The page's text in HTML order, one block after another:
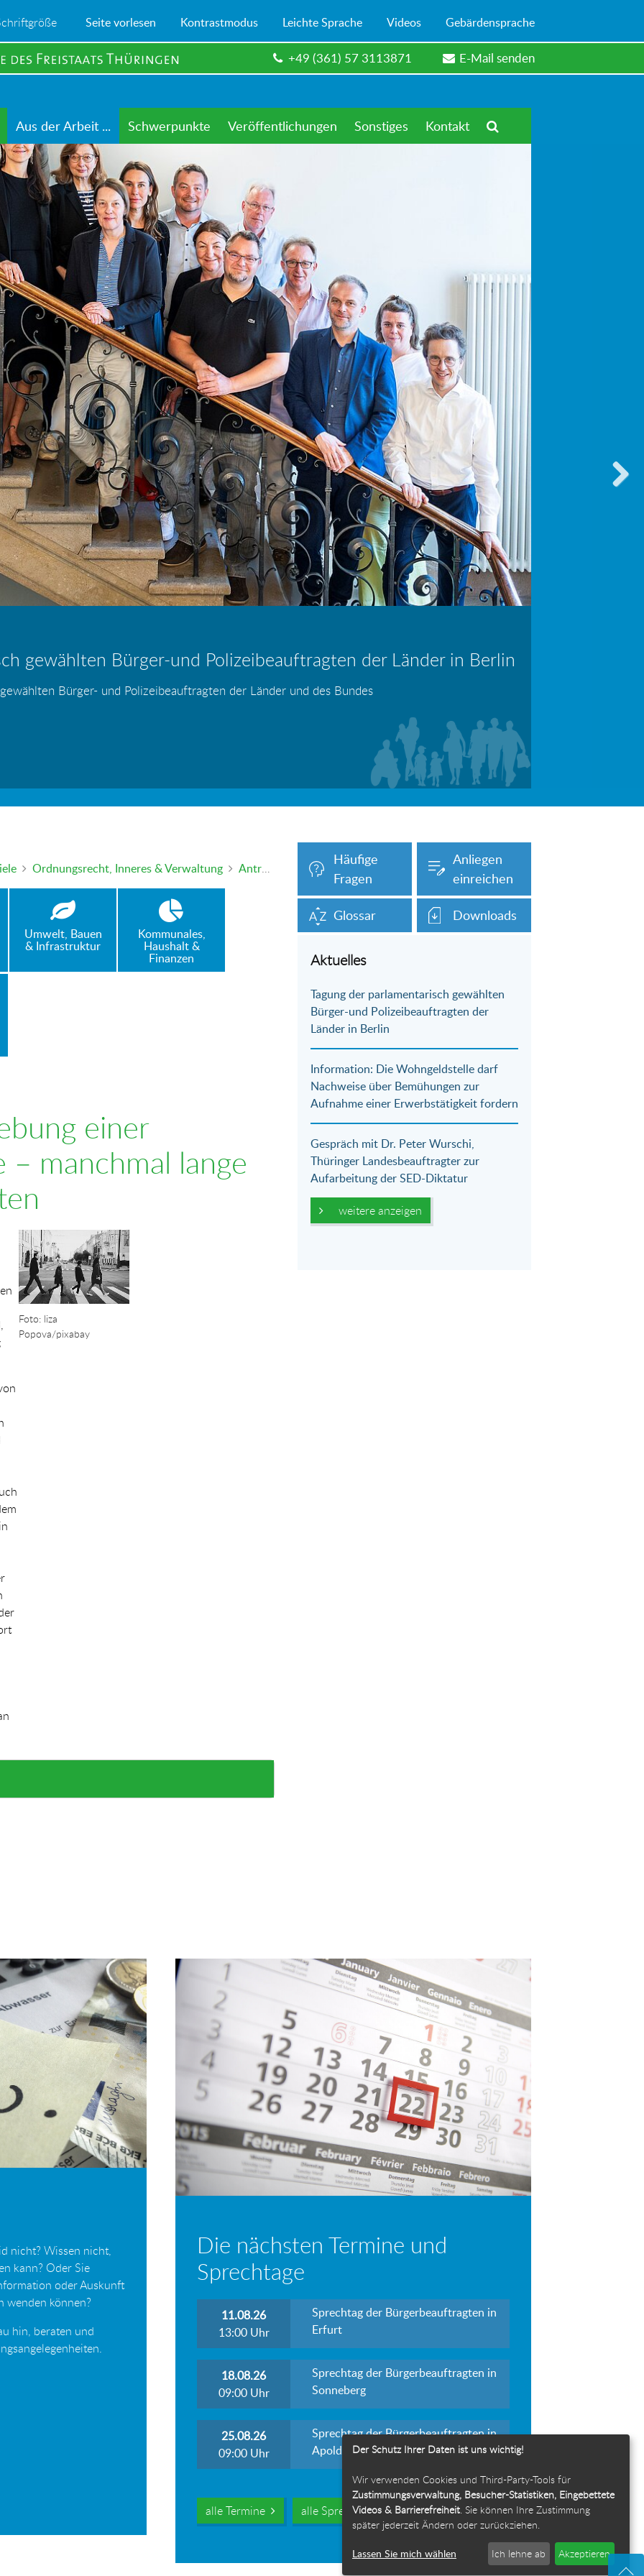
Seite vorlesen Kontrastmodus Leichte Sprache Videos Gebärdensprache
+49 (361) 57 3113871 E-Mail senden
Aus der Arbeit ... Schwerpunkte Veröffentlichungen Sonstiges Kontakt
gewählten Bürger-und Polizeibeauftragten der Länder in Berlin
Bürger- und Polizeibeauftragten der Länder und des Bundes
Information: Die Wohngeldstelle darf Nachweise über Bemühungen zur Aufnahme einer Erwerbstätigkeit fordern
– wer haftet für die Folgen?
Blei - gefährlich und inzwischen auch verboten!
mündlich an die Bürgerbeauftragte wenden. Nutzen Sie auch unser Onlineformular auf dieser
Ordnungsrecht, Inneres & Verwaltung Antrag auf Aufhebung einer Wohnsitzauflage – manchmal lange Bearbeitungszeiten
Umwelt, Bauen
& Infrastruktur
Kommunales,
Haushalt &
Finanzen
einer
manchmal lange
Show larger version for:
Foto: liza
Popova/pixabay
Häufige
Fragen
Anliegen
einreichen
Glossar Downloads
Aktuelles
Tagung der parlamentarisch gewählten
Bürger-und Polizeibeauftragten der
Länder in Berlin
Information: Die Wohngeldstelle darf
Nachweise über Bemühungen zur
Aufnahme einer Erwerbstätigkeit fordern
Gespräch mit Dr. Peter Wurschi,
Thüringer Landesbeauftragter zur
Aufarbeitung der SED-Diktatur
weitere anzeigen
nicht? Wissen nicht,
kann? Oder Sie
oder Auskunft
wenden können?
hin, beraten und
Die nächsten Termine und
Sprechtage
11.08.26
13:00 Uhr
Sprechtag der Bürgerbeauftragten in
Erfurt
18.08.26
09:00 Uhr
Sprechtag der Bürgerbeauftragten in
Sonneberg
25.08.26
09:00 Uhr
Sprechtag der Bürgerbeauftragten in
Apolda
alle Termine alle Sprechtage
Der Schutz Ihrer Daten ist uns wichtig!
Wir verwenden Cookies und Third-Party-Tools für
Zustimmungsverwaltung, Besucher-Statistiken, Eingebettete
Videos & Barrierefreiheit. Sie können Ihre Zustimmung
später jederzeit Ändern oder zurückziehen.
Lassen Sie mich wählen Ich lehne ab Akzeptieren